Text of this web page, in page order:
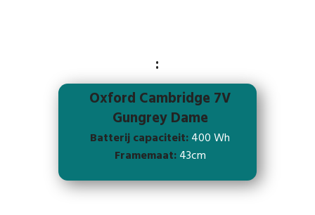
:
Oxford Cambridge 7V
Gungrey Dame
Batterij capaciteit: 400 Wh
Framemaat: 43cm